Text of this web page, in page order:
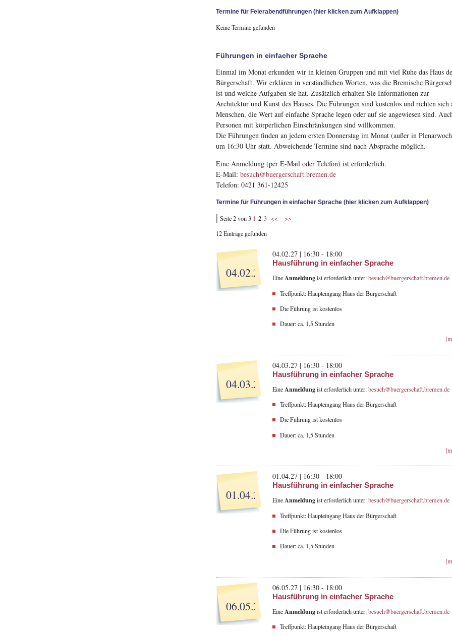
Termine für Feierabendführungen (hier klicken zum Aufklappen)
Keine Termine gefunden
Führungen in einfacher Sprache
Einmal im Monat erkunden wir in kleinen Gruppen und mit viel Ruhe das Haus
Bürgerschaft. Wir erklären in verständlichen Worten, was die Bremische
ist und welche Aufgaben sie hat. Zusätzlich erhalten Sie Informationen zur
Architektur und Kunst des Hauses. Die Führungen sind kostenlos und richten sich
Menschen, die Wert auf einfache Sprache legen oder auf sie angewiesen sind.
Personen mit körperlichen Einschränkungen sind willkommen.
Die Führungen finden an jedem ersten Donnerstag im Monat (außer in
um 16:30 Uhr statt. Abweichende Termine sind nach Absprache möglich.
Eine Anmeldung (per E-Mail oder Telefon) ist erforderlich.
E-Mail:besuch@buergerschaft.bremen.de
Telefon: 0421 361-12425
Termine für Führungen in einfacher Sprache (hier klicken zum Aufklappen)
Seite 2 von 3 1 2 3 <<
>>
12 Einträge gefunden
04.02.27
04.02.27 | 16:30 - 18:00
Hausführung in einfacher Sprache
EineAnmeldungist erforderlich unter:besuch@buergerschaft.bremen.de
Treffpunkt: Haupteingang Haus der Bürgerschaft
Die Führung ist kostenlos
Dauer: ca. 1,5 Stunden
04.03.27
04.03.27 | 16:30 - 18:00
Hausführung in einfacher Sprache
EineAnmeldungist erforderlich unter:besuch@buergerschaft.bremen.de
Treffpunkt: Haupteingang Haus der Bürgerschaft
Die Führung ist kostenlos
Dauer: ca. 1,5 Stunden
01.04.27
01.04.27 | 16:30 - 18:00
Hausführung in einfacher Sprache
EineAnmeldungist erforderlich unter:besuch@buergerschaft.bremen.de
Treffpunkt: Haupteingang Haus der Bürgerschaft
Die Führung ist kostenlos
Dauer: ca. 1,5 Stunden
06.05.27
06.05.27 | 16:30 - 18:00
Hausführung in einfacher Sprache
EineAnmeldungist erforderlich unter:besuch@buergerschaft.bremen.de
Treffpunkt: Haupteingang Haus der Bürgerschaft